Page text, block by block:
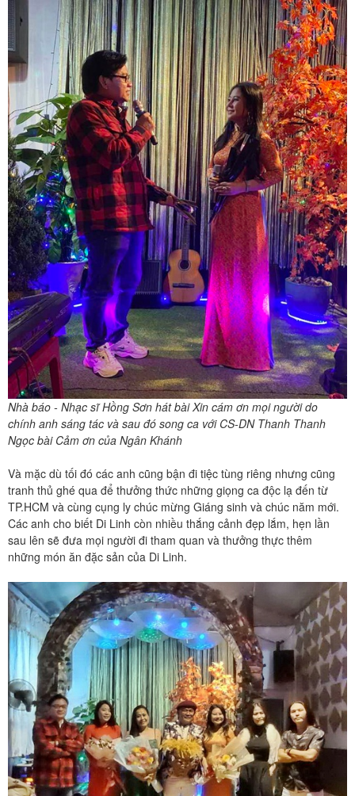
Nhà báo - Nhạc sĩ Hồng Sơn hát bài Xin cám ơn mọi người do
chính anh sáng tác và sau đó song ca với CS-DN Thanh Thanh
Ngọc bài Cảm ơn của Ngân Khánh
Và mặc dù tối đó các anh cũng bận đi tiệc tùng riêng nhưng cũng
tranh thủ ghé qua để thưởng thức những giọng ca độc lạ đến từ
TP.HCM và cùng cụng ly chúc mừng Giáng sinh và chúc năm mới.
Các anh cho biết Di Linh còn nhiều thắng cảnh đẹp lắm, hẹn lần
sau lên sẽ đưa mọi người đi tham quan và thưởng thực thêm
những món ăn đặc sản của Di Linh.